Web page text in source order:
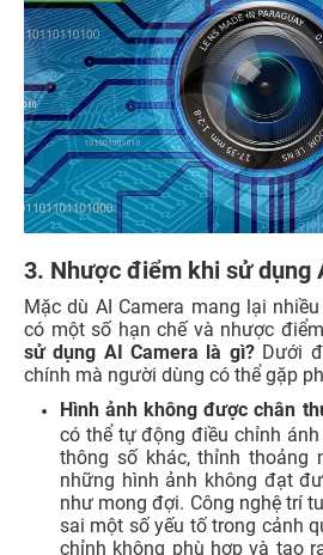
3. Nhược điểm khi sử dụng
Mặc dù AI Camera mang lại
có một số hạn chế và nhược
sử dụng AI Camera là gì?Dưới
chính mà người dùng có thể gặp
Hình ảnh không được chân
có thể tự động điều chỉnh
thông số khác, thỉnh thoảng
những hình ảnh không đạt
như mong đợi. Công nghệ trí
sai một số yếu tố trong cảnh
chỉnh không phù hợp và tạo